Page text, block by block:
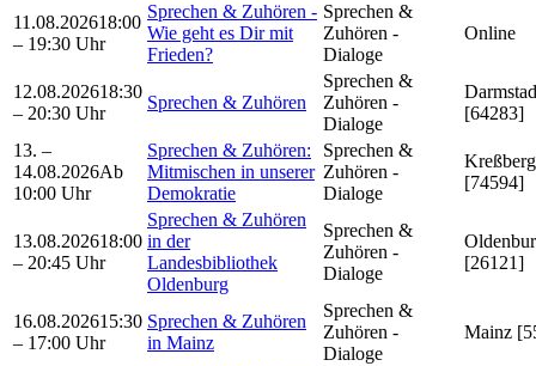
11.08.202618:00
– 19:30 Uhr
Sprechen & Zuhören -
Wie geht es Dir mit
Frieden?
Sprechen &
Zuhören -
Dialoge
Online
12.08.202618:30
– 20:30 Uhr
Sprechen & Zuhören
Sprechen &
Zuhören -
Dialoge
[64283]
13. –
14.08.2026Ab
10:00 Uhr
Sprechen & Zuhören:
Mitmischen in unserer
Demokratie
Sprechen &
Zuhören -
Dialoge
Kreßberg
[74594]
13.08.202618:00
– 20:45 Uhr
Sprechen & Zuhören
in der
Landesbibliothek
Oldenburg
Sprechen &
Zuhören -
Dialoge
[26121]
16.08.202615:30
– 17:00 Uhr
Sprechen & Zuhören
in Mainz
Sprechen &
Zuhören -
Dialoge
Mainz